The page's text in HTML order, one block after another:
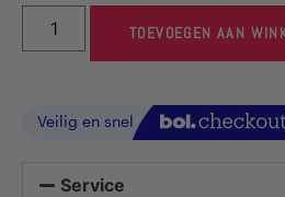
TOEVOEGEN AAN
Service